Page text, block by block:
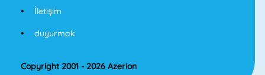
İletişim
duyurmak
Copyright 2001 - 2026 Azerion